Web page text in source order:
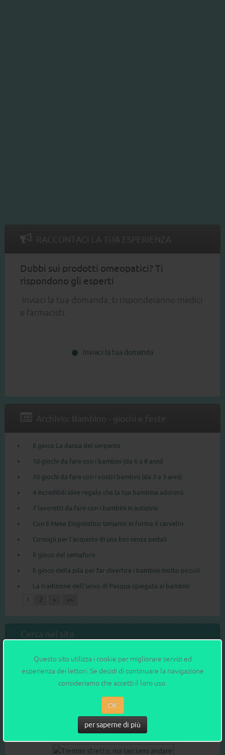
Questo sito utilizza i cookie per migliorare servizi ed
esperienza dei lettori. Se decidi di continuare la navigazione
consideriamo che accetti il loro uso.
OK
per saperne di più
RACCONTACI LA TUA ESPERIENZA
Dubbi sui prodotti omeopatici? Ti
rispondono gli esperti
Inviaci la tua domanda, ti risponderanno medici
e farmacisti.
Inviaci la tua domanda
Archivio: Bambino - giochi e feste
Il gioco La danza del serpente
10 giochi da fare con i bambini (da 6 a 8 anni)
10 giochi da fare con i vostri bambini (da 3 a 5 anni)
4 incredibili idee regalo che la tua bambina adorerà
7 lavoretti da fare con i bambini in autunno
Con Il Mese Enigmistico teniamo in forma il cervello
Consigli per l’acquisto di una bici senza pedali
Il gioco del semaforo
Il gioco della pila per far divertire i bambini molto piccoli
La tradizione dell’uovo di Pasqua spiegata ai bambini
1 2 > >>
Cerca nel sito
TIENIMI STRETTO, MA LASCIAMI ANDARE